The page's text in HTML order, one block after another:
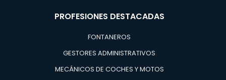
PROFESIONES DESTACADAS
FONTANEROS
GESTORES ADMINISTRATIVOS
MECÁNICOS DE COCHES Y MOTOS